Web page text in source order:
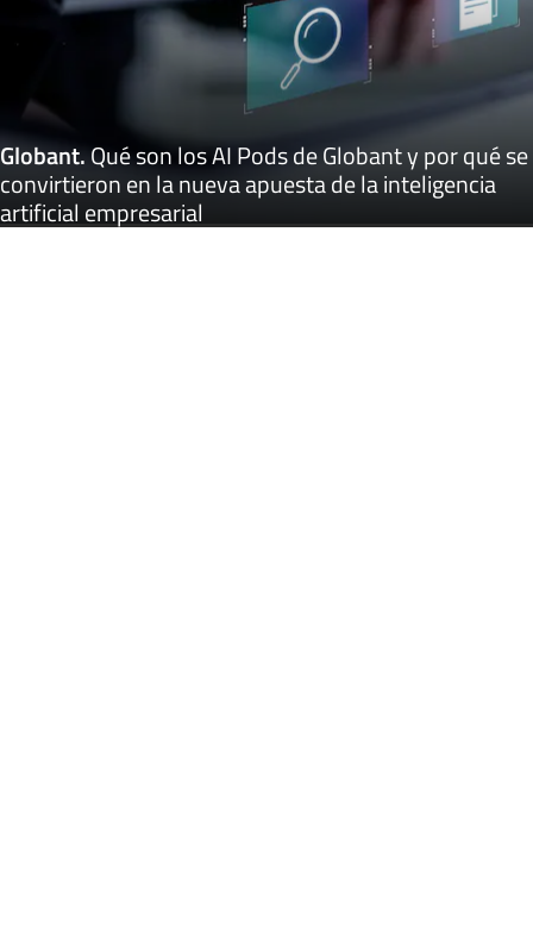
Globant.Qué son los AI Pods de Globant y por qué se
convirtieron en la nueva apuesta de la inteligencia
artificial empresarial